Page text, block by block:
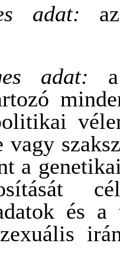
adat:
adat:
vagy
a
és a